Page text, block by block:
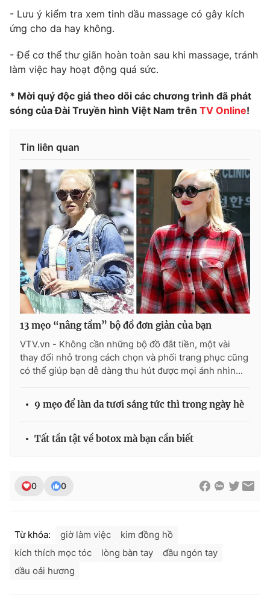
- Lưu ý kiểm tra xem tinh dầu massage có gây kích
ứng cho da hay không.
- Để cơ thể thư giãn hoàn toàn sau khi massage, tránh
làm việc hay hoạt động quá sức.
* Mời quý độc giả theo dõi các chương trình đã phát
sóng của Đài Truyền hình Việt Nam trên TV Online!
Tin liên quan
13 mẹo “nâng tầm” bộ đồ đơn giản của bạn
VTV.vn - Không cần những bộ đồ đắt tiền, một vài
thay đổi nhỏ trong cách chọn và phối trang phục cũng
có thể giúp bạn dễ dàng thu hút được mọi ánh nhìn...
9 mẹo để làn da tươi sáng tức thì trong ngày hè
Tất tần tật về botox mà bạn cần biết
0 0
Từ khóa: giờ làm việc
kim đồng hồ
kích thích mọc tóc
lòng bàn tay
đầu ngón tay
dầu oải hương